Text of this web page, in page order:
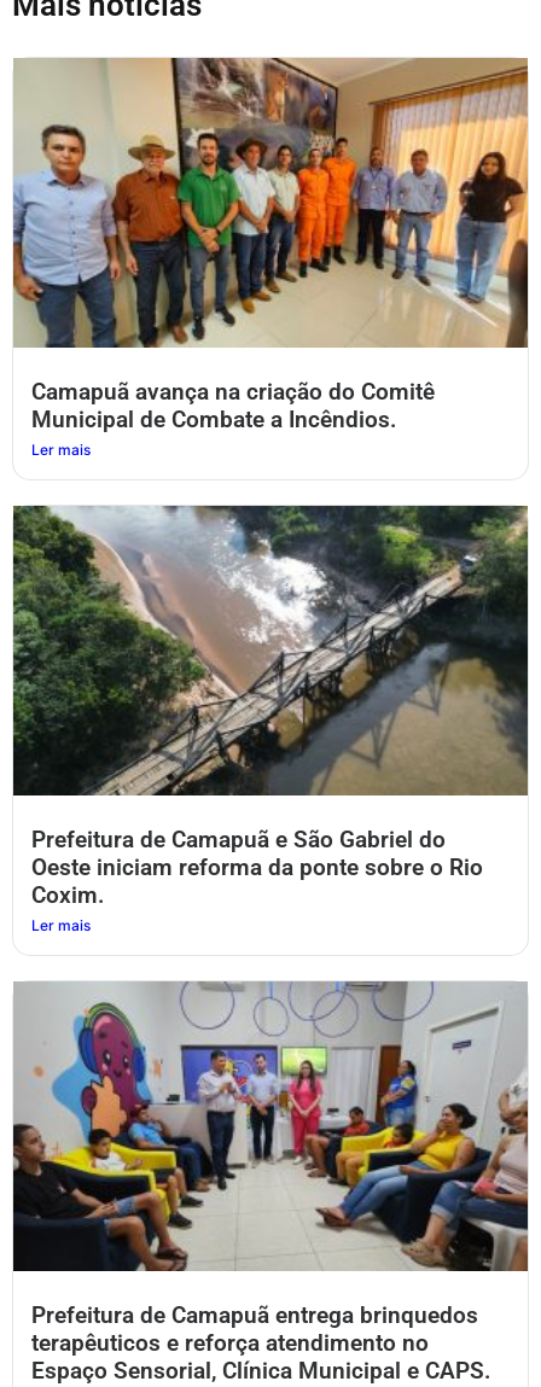
Camapuã avança na criação do Comitê
Municipal de Combate a Incêndios.
Ler mais
Prefeitura de Camapuã e São Gabriel do
Oeste iniciam reforma da ponte sobre o Rio
Coxim.
Ler mais
Prefeitura de Camapuã entrega brinquedos
terapêuticos e reforça atendimento no
Espaço Sensorial, Clínica Municipal e CAPS.